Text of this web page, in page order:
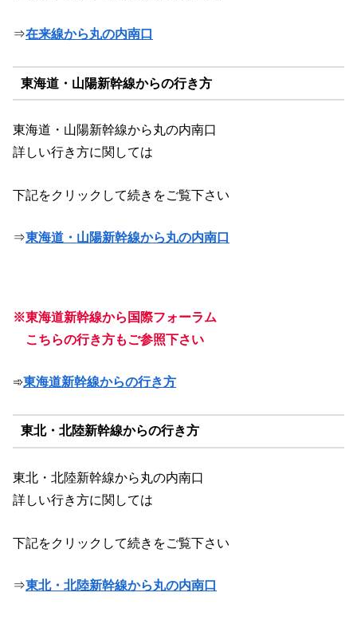
⇒在来線から丸の内南口
東海道・山陽新幹線からの行き方
東海道・山陽新幹線から丸の内南口
詳しい行き方に関しては
下記をクリックして続きをご覧下さい
⇒東海道・山陽新幹線から丸の内南口
※東海道新幹線から国際フォーラム
こちらの行き方もご参照下さい
➾東海道新幹線からの行き方
東北・北陸新幹線からの行き方
東北・北陸新幹線から丸の内南口
詳しい行き方に関しては
下記をクリックして続きをご覧下さい
⇒東北・北陸新幹線から丸の内南口